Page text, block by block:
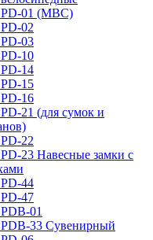
PD-01 (МВС)
02
03
10
14
15
16
21 (для сумок и
22
23 Навесные замки с
44
47
01
33 Сувенирный